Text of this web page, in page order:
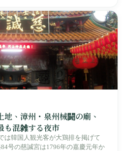
プユマ・タロコの世代になって、
上に敷き戻されたのです。
、漳州・泉州械闘の廟、
も混雑する夜市
は韓国人観光客が大鶏排を掲げて
号の慈諴宮は1796年の嘉慶元年か